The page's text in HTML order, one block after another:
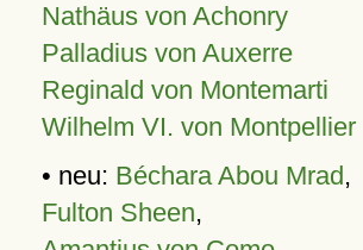
Nathäus von Achonry
Palladius von Auxerre
Reginald von Montemarti
Wilhelm VI. von Montpellier
• neu: Béchara Abou Mrad,
Fulton Sheen,